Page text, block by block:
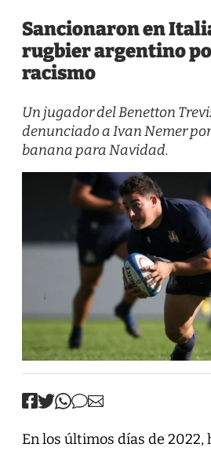
Sancionaron en
rugbier argentino
racismo
Un jugador del Benetton
denunciado a Ivan Nemer
banana para Navidad.
En los últimos días de 2022,